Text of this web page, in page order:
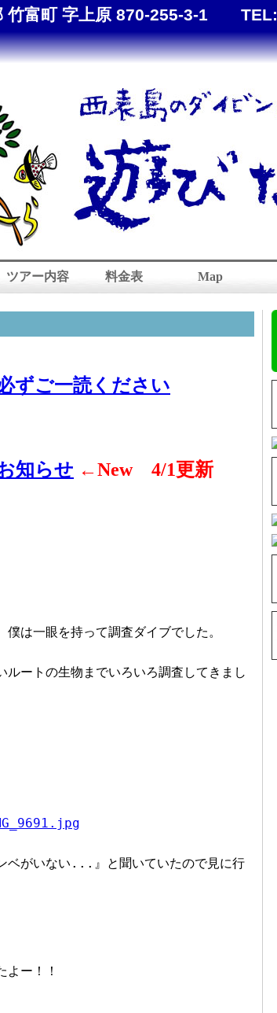
竹富町 字上原 870-255-3-1 TEL:
ツアー内容 料金表 Map
ずご一読ください
知らせ ←New 4/1更新
は一眼を持って調査ダイブでした。
ルートの生物までいろいろ調査してきまし
ベがいない...』と聞いていたので見に行
よー！！